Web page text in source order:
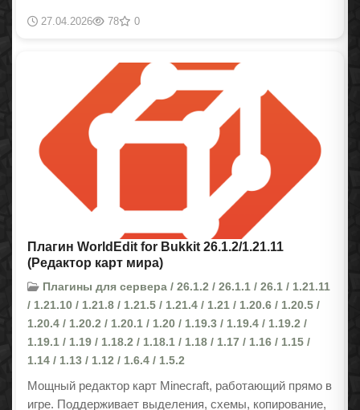
27.04.2026 78 0
Плагин WorldEdit for Bukkit 26.1.2/1.21.11
(Редактор карт мира)
Плагины для сервера / 26.1.2 / 26.1.1 / 26.1 / 1.21.11
/ 1.21.10 / 1.21.8 / 1.21.5 / 1.21.4 / 1.21 / 1.20.6 / 1.20.5 /
1.20.4 / 1.20.2 / 1.20.1 / 1.20 / 1.19.3 / 1.19.4 / 1.19.2 /
1.19.1 / 1.19 / 1.18.2 / 1.18.1 / 1.18 / 1.17 / 1.16 / 1.15 /
1.14 / 1.13 / 1.12 / 1.6.4 / 1.5.2
Мощный редактор карт Minecraft, работающий прямо в
игре. Поддерживает выделения, схемы, копирование,